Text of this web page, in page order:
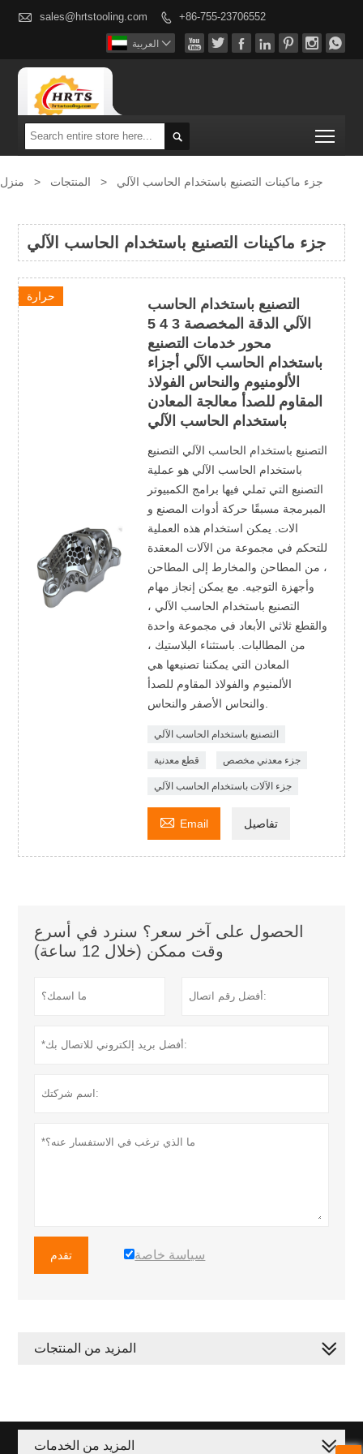
 sales@hrtstooling.com  +86-755-23706552
       العربية 

منزل > المنتجات > جزء ماكينات التصنيع باستخدام الحاسب الآلي
جزء ماكينات التصنيع باستخدام الحاسب الآلي
حرارة
التصنيع باستخدام الحاسب
الآلي الدقة المخصصة 3 4 5
محور خدمات التصنيع
باستخدام الحاسب الآلي أجزاء
الألومنيوم والنحاس الفولاذ
المقاوم للصدأ معالجة المعادن
باستخدام الحاسب الآلي
التصنيع باستخدام الحاسب الآلي التصنيع
باستخدام الحاسب الآلي هو عملية
التصنيع التي تملي فيها برامج الكمبيوتر
المبرمجة مسبقًا حركة أدوات المصنع و
الات. يمكن استخدام هذه العملية
للتحكم في مجموعة من الآلات المعقدة
، من المطاحن والمخارط إلى المطاحن
وأجهزة التوجيه. مع يمكن إنجاز مهام
التصنيع باستخدام الحاسب الآلي ،
والقطع ثلاثي الأبعاد في مجموعة واحدة
من المطالبات. باستثناء البلاستيك ،
المعادن التي يمكننا تصنيعها هي
الألمنيوم والفولاذ المقاوم للصدأ
التصنيع باستخدام الحاسب الآلي
قطع معدنية جزء معدني مخصص
جزء الآلات باستخدام الحاسب الآلي
 Email تفاصيل
الحصول على آخر سعر؟ سنرد في أسرع
وقت ممكن (خلال 12 ساعة)
تقدم سياسة خاصة
المزيد من المنتجات
المزيد من الخدمات